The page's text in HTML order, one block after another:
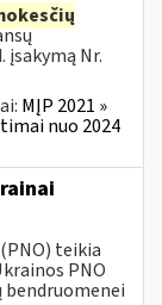
įsakymą Nr.
MĮP 2021 »
nuo 2024
teikia
PNO